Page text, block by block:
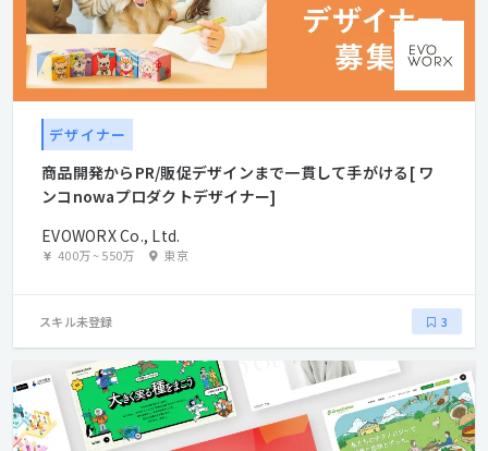
デザイナー
商品開発からPR/販促デザインまで一貫して手がける[ ワ
ンコnowaプロダクトデザイナー]
EVOWORX Co., Ltd.
400万~550万 東京
スキル未登録 3